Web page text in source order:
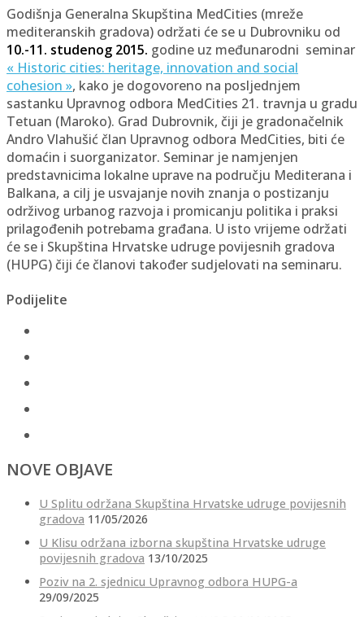
Godišnja Generalna Skupština MedCities (mreže
mediteranskih gradova) održati će se u Dubrovniku od
10.-11. studenog 2015. godine uz međunarodni seminar
« Historic cities: heritage, innovation and social
cohesion », kako je dogovoreno na posljednjem
sastanku Upravnog odbora MedCities 21. travnja u gradu
Tetuan (Maroko). Grad Dubrovnik, čiji je gradonačelnik
Andro Vlahušić član Upravnog odbora MedCities, biti će
domaćin i suorganizator. Seminar je namjenjen
predstavnicima lokalne uprave na području Mediterana i
Balkana, a cilj je usvajanje novih znanja o postizanju
održivog urbanog razvoja i promicanju politika i praksi
prilagođenih potrebama građana. U isto vrijeme održati
će se i Skupština Hrvatske udruge povijesnih gradova
(HUPG) čiji će članovi također sudjelovati na seminaru.
Podijelite
NOVE OBJAVE
U Splitu održana Skupština Hrvatske udruge povijesnih
gradova 11/05/2026
U Klisu održana izborna skupština Hrvatske udruge
povijesnih gradova 13/10/2025
Poziv na 2. sjednicu Upravnog odbora HUPG-a
29/09/2025